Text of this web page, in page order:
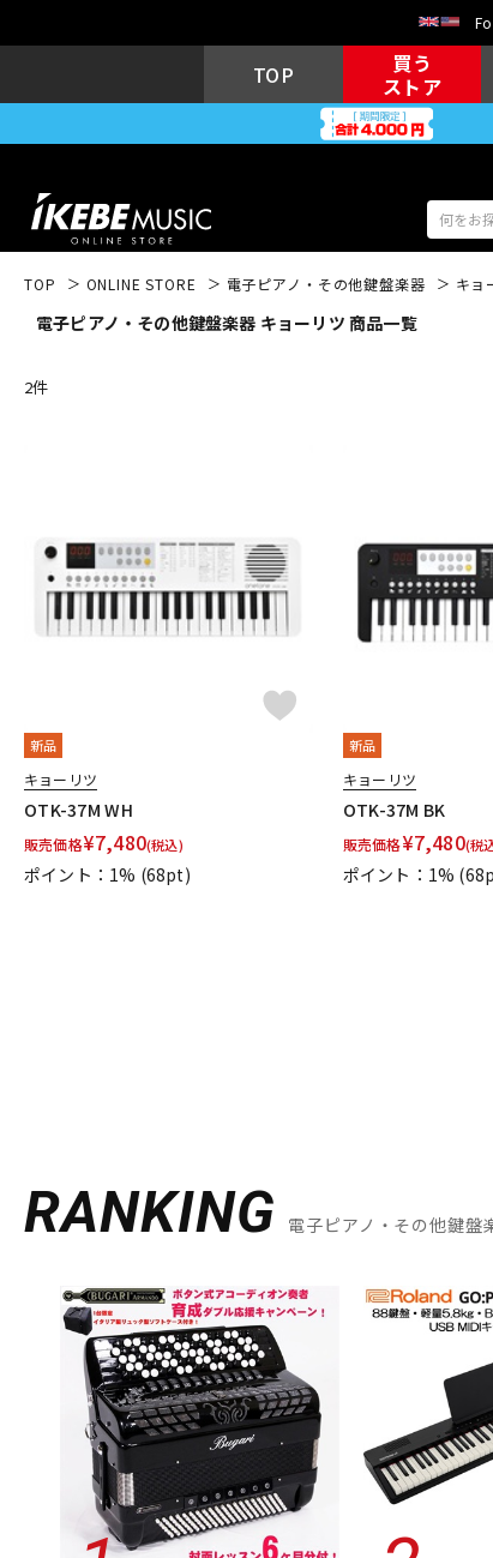
TOP
買う
ストア
エレキギター アコギ/
DJ機器 DTM
TOP ONLINE STORE 電子ピアノ・その他鍵盤楽器 キョ
電子ピアノ・その他鍵盤楽器 キョーリツ 商品一覧
2件
新品
キョーリツ
OTK-37M WH
販売価格¥7,480(税込)
ポイント：1% (68pt)
新品
キョーリツ
OTK-37M BK
販売価格¥7,480(税
ポイント：1%
RANKING 電子ピアノ・その他鍵盤